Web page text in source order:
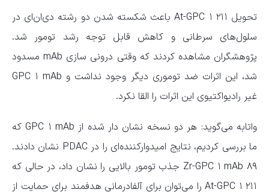
تحویل ۲۱۱ At-GPC ۱ باعث شکسته شدن دو رشته دی‌ان‌ای در
سلول‌های سرطانی و کاهش قابل توجه رشد تومور شد.
پژوهشگران مشاهده کردند که وقتی درونی سازی mAb مسدود
شد، این اثرات ضد توموری دیگر وجود نداشت و GPC ۱ mAb
غیر رادیواکتیوی این اثرات را القا نکرد.
واتابه می‌گوید: هر دو نسخه نشان دار شده از GPC ۱ mAb که
ما بررسی کردیم، نتایج امیدوارکننده‌ای را در PDAC نشان دادند.
۸۹ Zr-GPC ۱ mAb جذب تومور بالایی را نشان داد، در حالی که
۲۱۱ At-GPC ۱ را می‌توان برای آلفادرمانی هدفمند برای حمایت از